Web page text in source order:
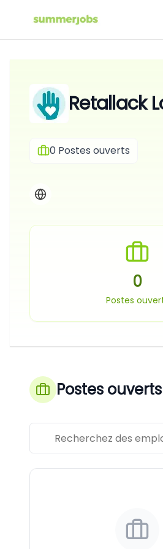
Retallack
0 Postes ouverts
0
Postes
Postes ouverts